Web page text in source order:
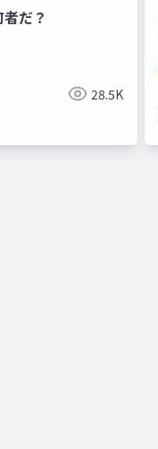
だ？
28.5K